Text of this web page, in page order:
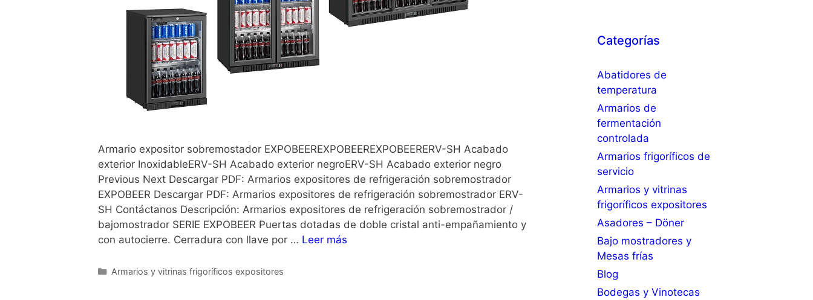
Armario expositor sobremostador EXPOBEEREXPOBEEREXPOBEERERV-SH Acabado
exterior InoxidableERV-SH Acabado exterior negroERV-SH Acabado exterior negro
Previous Next Descargar PDF: Armarios expositores de refrigeración sobremostrador
EXPOBEER Descargar PDF: Armarios expositores de refrigeración sobremostrador ERV-
SH Contáctanos Descripción: Armarios expositores de refrigeración sobremostrador /
bajomostrador SERIE EXPOBEER Puertas dotadas de doble cristal anti-empañamiento y
con autocierre. Cerradura con llave por … Leer más
Armarios y vitrinas frigoríficos expositores
Categorías
Abatidores de
temperatura
Armarios de
fermentación
controlada
Armarios frigoríficos de
servicio
Armarios y vitrinas
frigoríficos expositores
Asadores – Döner
Bajo mostradores y
Mesas frías
Blog
Bodegas y Vinotecas